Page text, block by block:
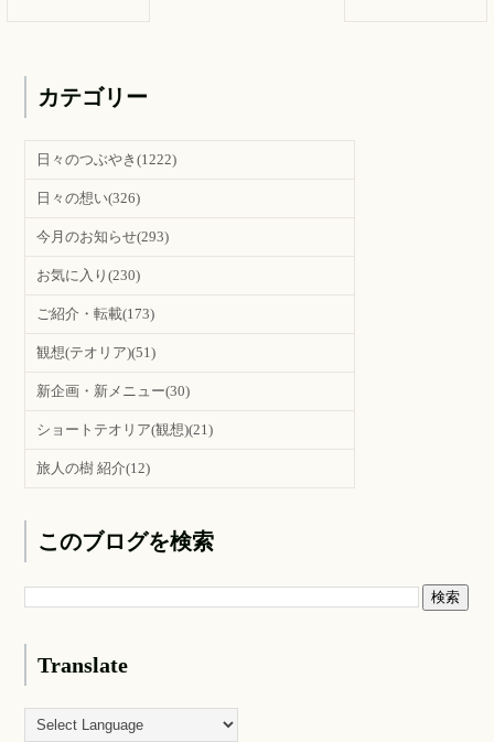
カテゴリー
日々のつぶやき(1222)
日々の想い(326)
今月のお知らせ(293)
お気に入り(230)
ご紹介・転載(173)
観想(テオリア)(51)
新企画・新メニュー(30)
ショートテオリア(観想)(21)
旅人の樹 紹介(12)
このブログを検索
Translate